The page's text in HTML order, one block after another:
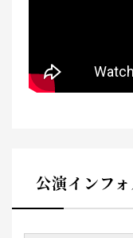
公演インフ